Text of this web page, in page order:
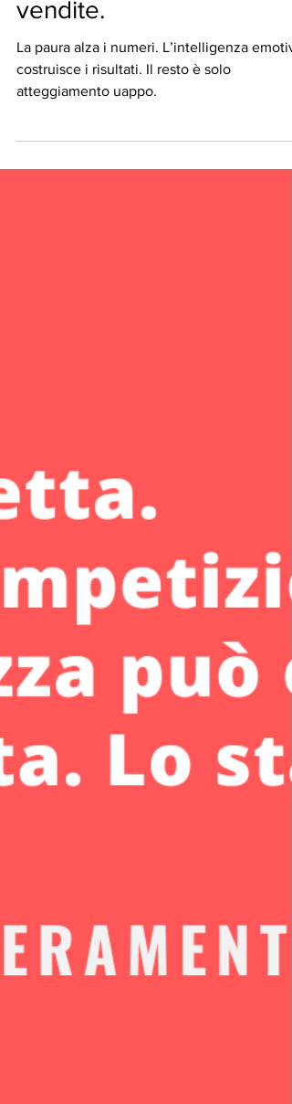
vendite.
La paura alza i numeri. L’intelligenza
costruisce i risultati. Il resto è solo